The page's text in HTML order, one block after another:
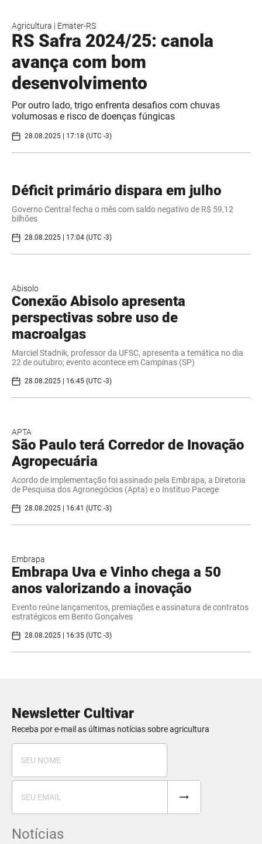
Agricultura | Emater-RS
RS Safra 2024/25: canola
avança com bom
desenvolvimento
Por outro lado, trigo enfrenta desafios com chuvas
volumosas e risco de doenças fúngicas
28.08.2025 | 17:18 (UTC -3)
Déficit primário dispara em julho
Governo Central fecha o mês com saldo negativo de R$ 59,12
bilhões
28.08.2025 | 17:04 (UTC -3)
Abisolo
Conexão Abisolo apresenta
perspectivas sobre uso de
macroalgas
Marciel Stadnik, professor da UFSC, apresenta a temática no dia
22 de outubro; evento acontece em Campinas (SP)
28.08.2025 | 16:45 (UTC -3)
APTA
São Paulo terá Corredor de Inovação
Agropecuária
Acordo de implementação foi assinado pela Embrapa, a Diretoria
de Pesquisa dos Agronegócios (Apta) e o Instituo Pacege
28.08.2025 | 16:41 (UTC -3)
Embrapa
Embrapa Uva e Vinho chega a 50
anos valorizando a inovação
Evento reúne lançamentos, premiações e assinatura de contratos
estratégicos em Bento Gonçalves
28.08.2025 | 16:35 (UTC -3)
Newsletter Cultivar
Receba por e-mail as últimas notícias sobre agricultura
Notícias